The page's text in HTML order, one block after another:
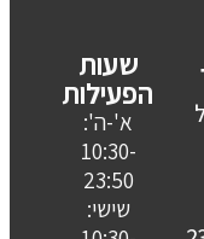
שעות
הפעילות
א'-ה':
10:30-
23:50
שישי: